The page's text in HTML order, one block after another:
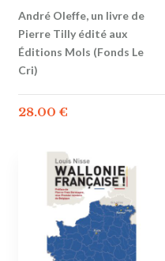
André Oleffe, un livre de
Pierre Tilly édité aux
Éditions Mols (Fonds Le
Cri)
28.00 €